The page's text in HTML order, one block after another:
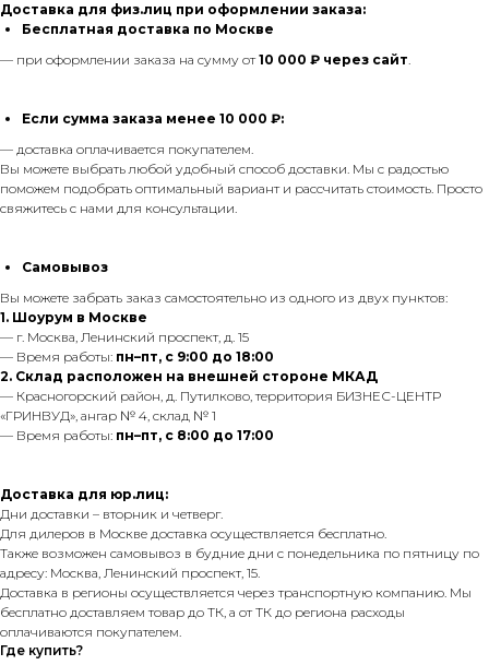
Доставка для физ.лиц при оформлении заказа:
Бесплатная доставка по Москве
— при оформлении заказа на сумму от10 000 ₽ через сайт.
Если сумма заказа менее 10 000 ₽:
— доставка оплачивается покупателем.
Вы можете выбрать любой удобный способ доставки. Мы с радостью
поможем подобрать оптимальный вариант и рассчитать стоимость. Просто
свяжитесь с нами для консультации.
Самовывоз
Вы можете забрать заказ самостоятельно из одного из двух пунктов:
1. Шоурум в Москве
— г. Москва, Ленинский проспект, д. 15
— Время работы: пн–пт, с 9:00 до 18:00
2. Склад расположен на внешней стороне МКАД
— Красногорский район, д. Путилково, территория БИЗНЕС-ЦЕНТР
«ГРИНВУД», ангар № 4, склад № 1
— Время работы: пн–пт, с 8:00 до 17:00
Доставка для юр.лиц:
Дни доставки – вторник и четверг.
Для дилеров в Москве доставка осуществляется бесплатно.
Также возможен самовывоз в будние дни с понедельника по пятницу по
адресу: Москва, Ленинский проспект, 15.
Доставка в регионы осуществляется через транспортную компанию. Мы
бесплатно доставляем товар до ТК, а от ТК до региона расходы
оплачиваются покупателем.
Где купить?